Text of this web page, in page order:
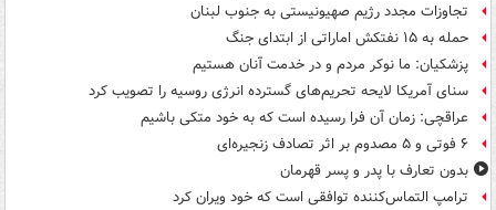
تجاوزات مجدد رژیم صهیونیستی به جنوب لبنان
حمله به ۱۵ نفتکش‌ اماراتی از ابتدای جنگ
پزشکیان: ما نوکر مردم و در خدمت آنان هستیم
سنای آمریکا لایحه تحریم‌های گسترده انرژی روسیه را تصویب کرد
عراقچی: زمان آن فرا رسیده است که به خود متکی باشیم
۶ فوتی و ۵ مصدوم بر اثر تصادف زنجیره‌ای
بدون تعارف با پدر و پسر قهرمان
ترامپ التماس‌کننده توافقی است که خود ویران کرد